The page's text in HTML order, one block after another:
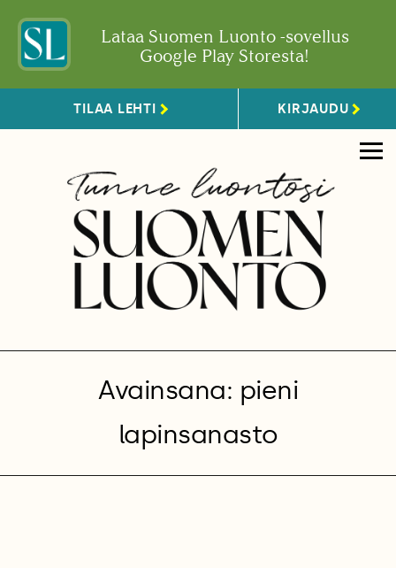
Lataa Suomen Luonto -sovellus
Google Play Storesta!
TILAA LEHTI KIRJAUDU
Avainsana: pieni
lapinsanasto